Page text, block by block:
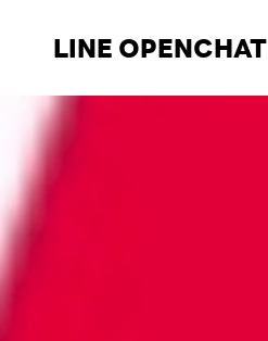
LINE OPENCHAT